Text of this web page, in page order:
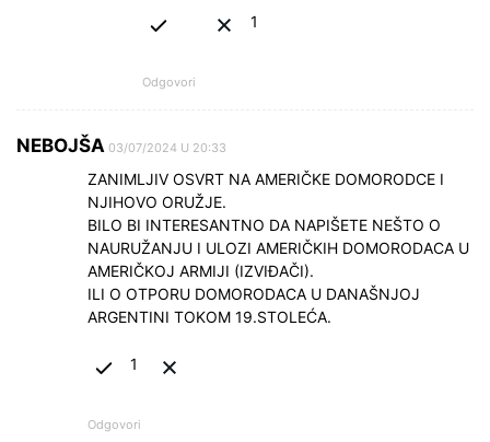
1
Odgovori
NEBOJŠA 03/07/2024 U 20:33
ZANIMLJIV OSVRT NA AMERIČKE DOMORODCE I
NJIHOVO ORUŽJE.
BILO BI INTERESANTNO DA NAPIŠETE NEŠTO O
NAURUŽANJU I ULOZI AMERIČKIH DOMORODACA U
AMERIČKOJ ARMIJI (IZVIĐAČI).
ILI O OTPORU DOMORODACA U DANAŠNJOJ
ARGENTINI TOKOM 19.STOLEĆA.
1
Odgovori